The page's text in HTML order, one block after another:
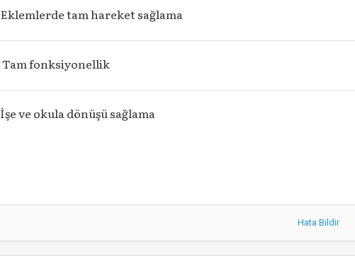
Eklemlerde tam hareket sağlama
Tam fonksiyonellik
İşe ve okula dönüşü sağlama
Hata Bildir